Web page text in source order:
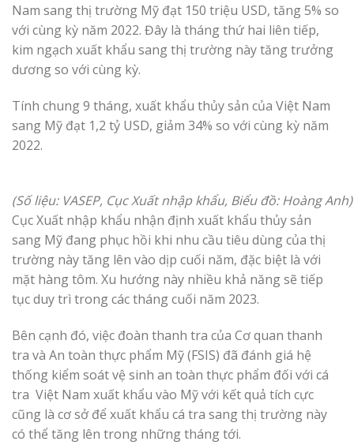
Nam sang thị trường Mỹ đạt 150 triệu USD, tăng 5% so
với cùng kỳ năm 2022. Đây là tháng thứ hai liên tiếp,
kim ngạch xuất khẩu sang thị trường này tăng trưởng
dương so với cùng kỳ.
Tính chung 9 tháng, xuất khẩu thủy sản của Việt Nam
sang Mỹ đạt 1,2 tỷ USD, giảm 34% so với cùng kỳ năm
2022.
(Số liệu: VASEP, Cục Xuất nhập khẩu, Biểu đồ: Hoàng Anh)
Cục Xuất nhập khẩu nhận định xuất khẩu thủy sản
sang Mỹ đang phục hồi khi nhu cầu tiêu dùng của thị
trường này tăng lên vào dịp cuối năm, đặc biệt là với
mặt hàng tôm. Xu hướng này nhiều khả năng sẽ tiếp
tục duy trì trong các tháng cuối năm 2023.
Bên cạnh đó, việc đoàn thanh tra của Cơ quan thanh
tra và An toàn thực phẩm Mỹ (FSIS) đã đánh giá hệ
thống kiểm soát vệ sinh an toàn thực phẩm đối với cá
tra Việt Nam xuất khẩu vào Mỹ với kết quả tích cực
cũng là cơ sở để xuất khẩu cá tra sang thị trường này
có thể tăng lên trong những tháng tới.